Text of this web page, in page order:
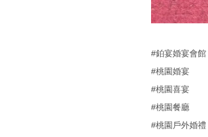
#鉑宴婚宴會館
#桃園婚宴
#桃園喜宴
#桃園餐廳
#桃園戶外婚禮